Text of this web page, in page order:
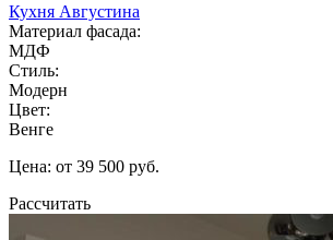
Кухня Августина
Материал фасада:
МДФ
Стиль:
Модерн
Цвет:
Венге
Цена: от 39 500 руб.
Рассчитать